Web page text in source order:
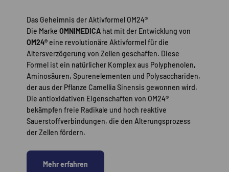
Das Geheimnis der Aktivformel OM24®
Die Marke OMNIMEDICA hat mit der Entwicklung von
OM24®eine revolutionäre Aktivformel für die
Altersverzögerung von Zellen geschaffen. Diese
Formel ist ein natürlicher Komplex aus Polyphenolen,
Aminosäuren, Spurenelementen und Polysacchariden,
der aus der Pflanze Camellia Sinensis gewonnen wird.
Die antioxidativen Eigenschaften von OM24®
bekämpfen freie Radikale und hoch reaktive
Sauerstoffverbindungen, die den Alterungsprozess
der Zellen fördern.
Mehr erfahren